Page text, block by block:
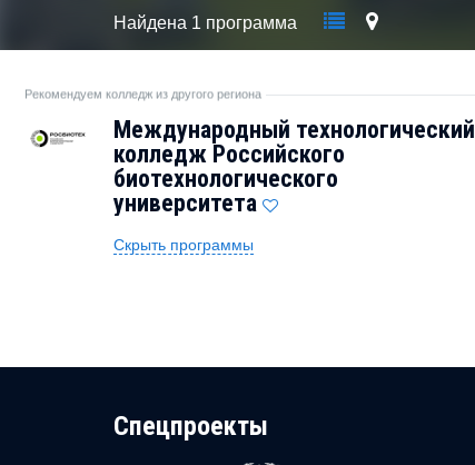
Найдена 1 программа
Рекомендуем колледж из другого региона
Международный технологический
колледж Российского
биотехнологического
университета
Скрыть программы
Cпецпроекты